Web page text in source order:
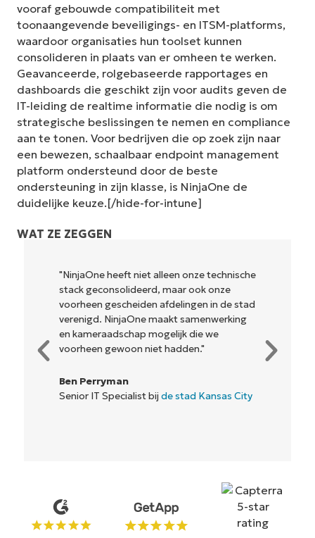
vooraf gebouwde compatibiliteit met
toonaangevende beveiligings- en ITSM-platforms,
waardoor organisaties hun toolset kunnen
consolideren in plaats van er omheen te werken.
Geavanceerde, rolgebaseerde rapportages en
dashboards die geschikt zijn voor audits geven de
IT-leiding de realtime informatie die nodig is om
strategische beslissingen te nemen en compliance
aan te tonen. Voor bedrijven die op zoek zijn naar
een bewezen, schaalbaar endpoint management
platform ondersteund door de beste
ondersteuning in zijn klasse, is NinjaOne de
duidelijke keuze.[/hide-for-intune]
WAT ZE ZEGGEN
"NinjaOne heeft niet alleen onze technische
stack geconsolideerd, maar ook onze
voorheen gescheiden afdelingen in de stad
verenigd. NinjaOne maakt samenwerking
en kameraadschap mogelijk die we
voorheen gewoon niet hadden."
Ben Perryman
Senior IT Specialist bij de stad Kansas City